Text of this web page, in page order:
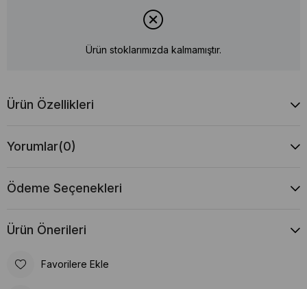
Ürün stoklarımızda kalmamıştır.
Ürün Özellikleri
Yorumlar(0)
Ödeme Seçenekleri
Ürün Önerileri
Favorilere Ekle